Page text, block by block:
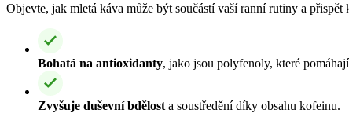
Objevte, jak mletá káva může být součástí vaší ranní rutiny a přispět
Bohatá na antioxidanty, jako jsou polyfenoly, které
Zvyšuje duševní bdělost a soustředění díky obsahu kofeinu.